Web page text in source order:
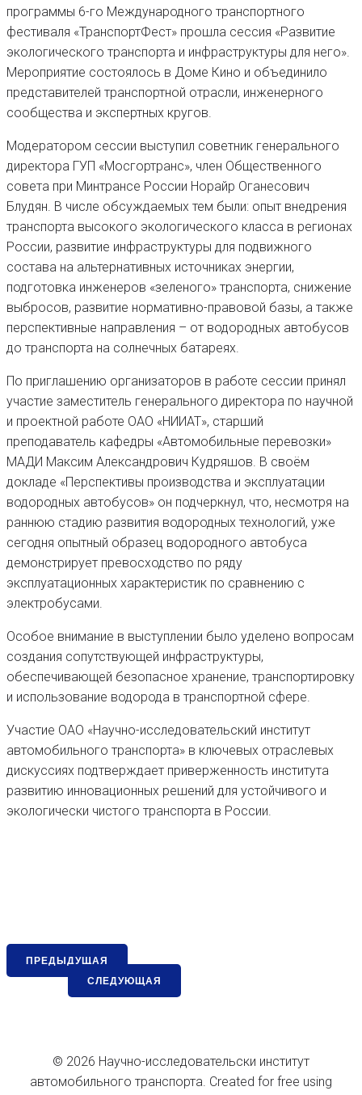
программы 6-го Международного транспортного
фестиваля «ТранспортФест» прошла сессия «Развитие
экологического транспорта и инфраструктуры для него».
Мероприятие состоялось в Доме Кино и объединило
представителей транспортной отрасли, инженерного
сообщества и экспертных кругов.
Модератором сессии выступил советник генерального
директора ГУП «Мосгортранс», член Общественного
совета при Минтрансе России Норайр Оганесович
Блудян. В числе обсуждаемых тем были: опыт внедрения
транспорта высокого экологического класса в регионах
России, развитие инфраструктуры для подвижного
состава на альтернативных источниках энергии,
подготовка инженеров «зеленого» транспорта, снижение
выбросов, развитие нормативно-правовой базы, а также
перспективные направления – от водородных автобусов
до транспорта на солнечных батареях.
По приглашению организаторов в работе сессии принял
участие заместитель генерального директора по научной
и проектной работе ОАО «НИИАТ», старший
преподаватель кафедры «Автомобильные перевозки»
МАДИ Максим Александрович Кудряшов. В своём
докладе «Перспективы производства и эксплуатации
водородных автобусов» он подчеркнул, что, несмотря на
раннюю стадию развития водородных технологий, уже
сегодня опытный образец водородного автобуса
демонстрирует превосходство по ряду
эксплуатационных характеристик по сравнению с
электробусами.
Особое внимание в выступлении было уделено вопросам
создания сопутствующей инфраструктуры,
обеспечивающей безопасное хранение, транспортировку
и использование водорода в транспортной сфере.
Участие ОАО «Научно-исследовательский институт
автомобильного транспорта» в ключевых отраслевых
дискуссиях подтверждает приверженность института
развитию инновационных решений для устойчивого и
экологически чистого транспорта в России.
ПРЕДЫДУЩАЯ
СЛЕДУЮЩАЯ
© 2026 Научно-исследовательски институт
автомобильного транспорта. Created for free using